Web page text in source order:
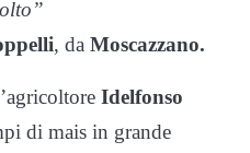
, da Moscazzano.
Idelfonso
di mais in grande